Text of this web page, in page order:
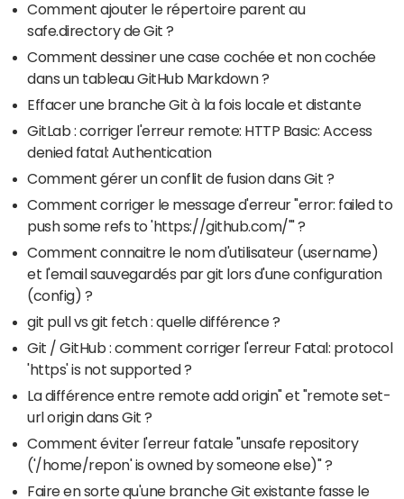
Comment ajouter le répertoire parent au
safe.directory de Git ?
Comment dessiner une case cochée et non cochée
dans un tableau GitHub Markdown ?
Effacer une branche Git à la fois locale et distante
GitLab : corriger l'erreur remote: HTTP Basic: Access
denied fatal: Authentication
Comment gérer un conflit de fusion dans Git ?
Comment corriger le message d'erreur "error: failed to
push some refs to 'https://github.com/'" ?
Comment connaitre le nom d'utilisateur (username)
et l'email sauvegardés par git lors d'une configuration
(config) ?
git pull vs git fetch : quelle différence ?
Git / GitHub : comment corriger l'erreur Fatal: protocol
'https' is not supported ?
La différence entre remote add origin" et "remote set-
url origin dans Git ?
Comment éviter l'erreur fatale "unsafe repository
('/home/repon' is owned by someone else)" ?
Faire en sorte qu'une branche Git existante fasse le